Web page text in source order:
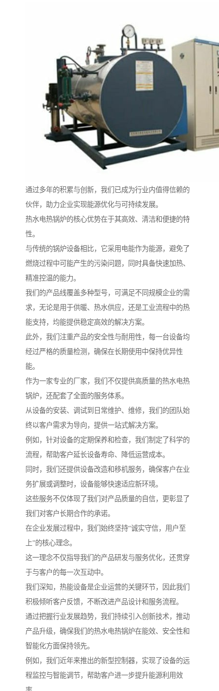
通过多年的积累与创新，我们已成为行业内值得信赖的
伙伴，助力企业实现能源优化与可持续发展。
热水电热锅炉的核心优势在于其高效、清洁和便捷的特
性。
与传统的锅炉设备相比，它采用电能作为能源，避免了
燃烧过程中可能产生的污染问题，同时具备快速加热、
精准控温的能力。
我们的产品线覆盖多种型号，可满足不同规模企业的需
求，无论是用于供暖、热水供应，还是工业流程中的热
能支持，均能提供稳定高效的解决方案。
此外，我们注重产品的安全性与耐用性，每一台设备均
经过严格的质量检测，确保在长期使用中保持优异性
能。
作为一家专业的厂家，我们不仅提供高质量的热水电热
锅炉，还配套了全面的服务体系。
从设备的安装、调试到日常维护、维修，我们的团队始
终以客户需求为导向，提供一站式解决方案。
例如，针对设备的定期保养和检查，我们制定了科学的
流程，帮助客户延长设备寿命、降低运营成本。
同时，我们还提供设备改造和移机服务，确保客户在业
务扩展或调整时，设备能够快速适应新环境。
这些服务不仅体现了我们对产品质量的自信，更彰显了
我们对客户长期合作的承诺。
在企业发展过程中，我们始终坚持“诚实守信，用户至
上”的核心理念。
这一理念不仅指导我们的产品研发与服务优化，还贯穿
于与客户的每一次互动中。
我们深知，热能设备是企业运营的关键环节，因此我们
积极倾听客户反馈，不断改进产品设计和服务流程。
通过把握行业发展趋势，我们持续引入创新技术，推动
产品升级，确保我们的热水电热锅炉在能效、安全性和
智能化方面保持领先。
例如，我们近年来推出的新型控制器，实现了设备的远
程监控与智能调节，帮助客户进一步提升能源利用效